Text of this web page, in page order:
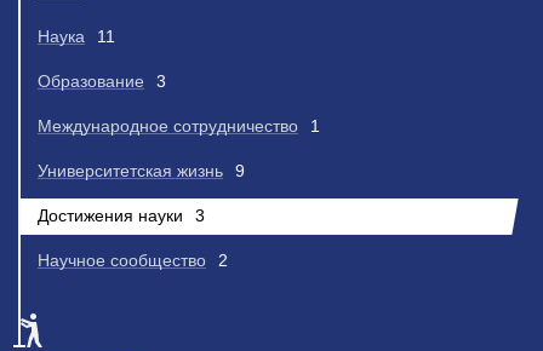
Наука 11
Образование 3
Международное сотрудничество 1
Университетская жизнь 9
Достижения науки 3
Научное сообщество 2